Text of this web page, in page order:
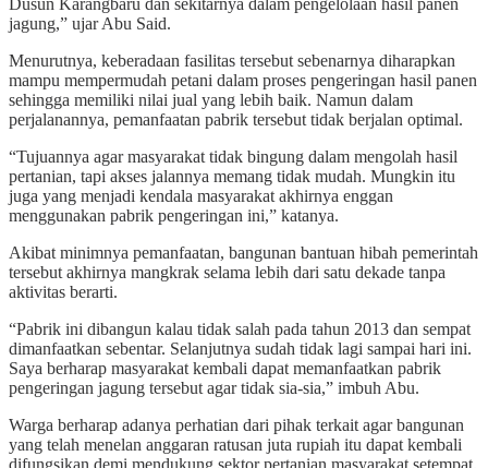
jagung,” ujar Abu Said.
Menurutnya, keberadaan fasilitas tersebut sebenarnya diharapkan
mampu mempermudah petani dalam proses pengeringan hasil panen
sehingga memiliki nilai jual yang lebih baik. Namun dalam
perjalanannya, pemanfaatan pabrik tersebut tidak berjalan optimal.
“Tujuannya agar masyarakat tidak bingung dalam mengolah hasil
pertanian, tapi akses jalannya memang tidak mudah. Mungkin itu
juga yang menjadi kendala masyarakat akhirnya enggan
menggunakan pabrik pengeringan ini,” katanya.
Akibat minimnya pemanfaatan, bangunan bantuan hibah pemerintah
tersebut akhirnya mangkrak selama lebih dari satu dekade tanpa
aktivitas berarti.
“Pabrik ini dibangun kalau tidak salah pada tahun 2013 dan sempat
dimanfaatkan sebentar. Selanjutnya sudah tidak lagi sampai hari ini.
Saya berharap masyarakat kembali dapat memanfaatkan pabrik
pengeringan jagung tersebut agar tidak sia-sia,” imbuh Abu.
Warga berharap adanya perhatian dari pihak terkait agar bangunan
yang telah menelan anggaran ratusan juta rupiah itu dapat kembali
difungsikan demi mendukung sektor pertanian masyarakat setempat.